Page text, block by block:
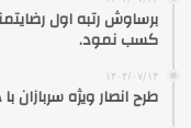
برساوش رتبه اول
کسب نمود.
۱۴۰۴/۰۷/۱۴
طرح انصار ویژه سربازان با ۸ سال غیبت/محل ثبت نام